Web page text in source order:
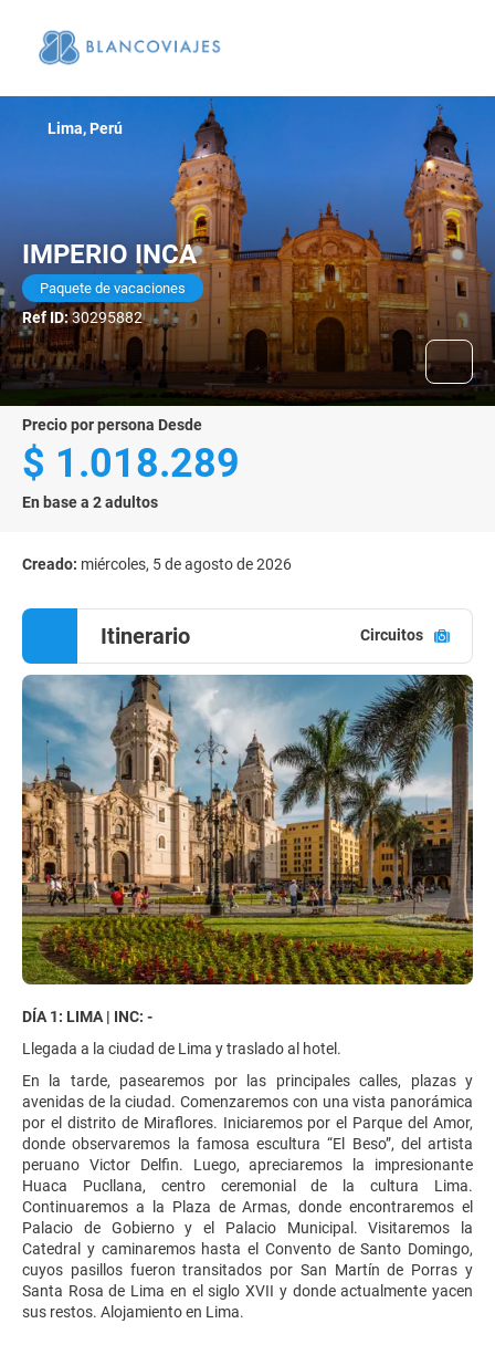
IMPERIO INCA
Paquete de vacaciones
Ref ID:30295882
Lima, Perú
precio por persona Desde
$ 1.018.289
En base a 2 adultos
Creado: miércoles, 5 de agosto de 2026
Itinerario Circuitos
DÍA 1: LIMA | INC: -
Llegada a la ciudad de Lima y traslado al hotel.
En la tarde, pasearemos por las principales calles, plazas y
avenidas de la ciudad. Comenzaremos con una vista panorámica
por el distrito de Miraflores. Iniciaremos por el Parque del Amor,
donde observaremos la famosa escultura “El Beso”, del artista
peruano Victor Delfin. Luego, apreciaremos la impresionante
Huaca Pucllana, centro ceremonial de la cultura Lima.
Continuaremos a la Plaza de Armas, donde encontraremos el
Palacio de Gobierno y el Palacio Municipal. Visitaremos la
Catedral y caminaremos hasta el Convento de Santo Domingo,
cuyos pasillos fueron transitados por San Martín de Porras y
Santa Rosa de Lima en el siglo XVII y donde actualmente yacen
sus restos. Alojamiento en Lima.